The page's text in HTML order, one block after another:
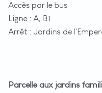
Accès par le bus
Ligne : A, B1
Arrêt : Jardins de
Parcelle aux jardins